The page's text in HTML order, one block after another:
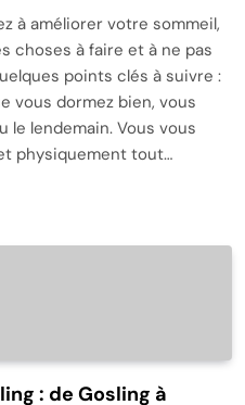
à améliorer votre sommeil,
choses à faire et à ne pas
points clés à suivre :
vous dormez bien, vous
lendemain. Vous vous
physiquement tout…
: de Gosling à